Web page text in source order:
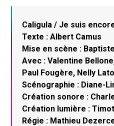
Caligula / Je suis
Texte : Albert Camus
Mise en scène :
Avec : Valentine
Paul Fougère, Nelly
Scénographie : Diane-
Création sonore :
Création lumière :
Régie : Mathieu